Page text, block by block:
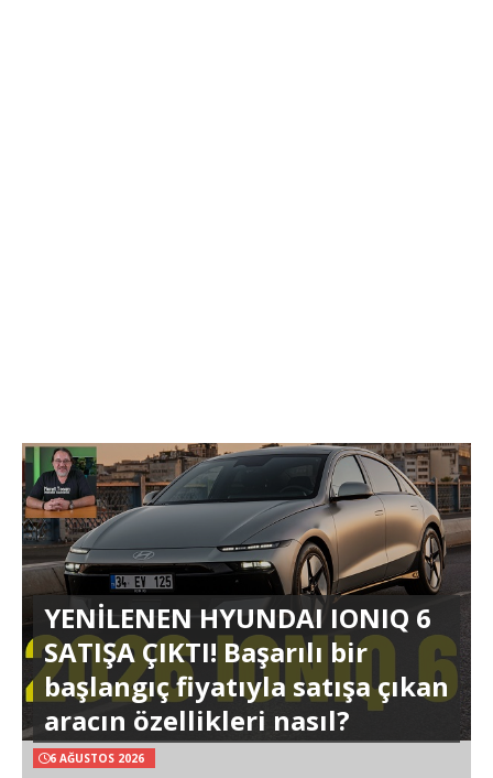
YENİLENEN HYUNDAI IONIQ 6
SATIŞA ÇIKTI! Başarılı bir
başlangıç fiyatıyla satışa çıkan
aracın özellikleri nasıl?
6 AĞUSTOS 2026